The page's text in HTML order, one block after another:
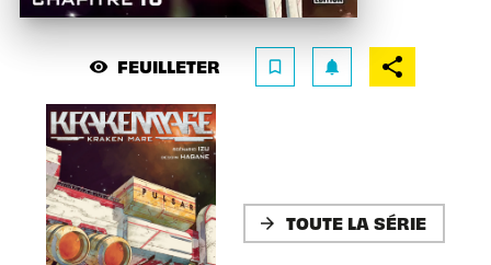
visibility FEUILLETER bookmark_border notifications
arrow_forward TOUTE LA SÉRIE